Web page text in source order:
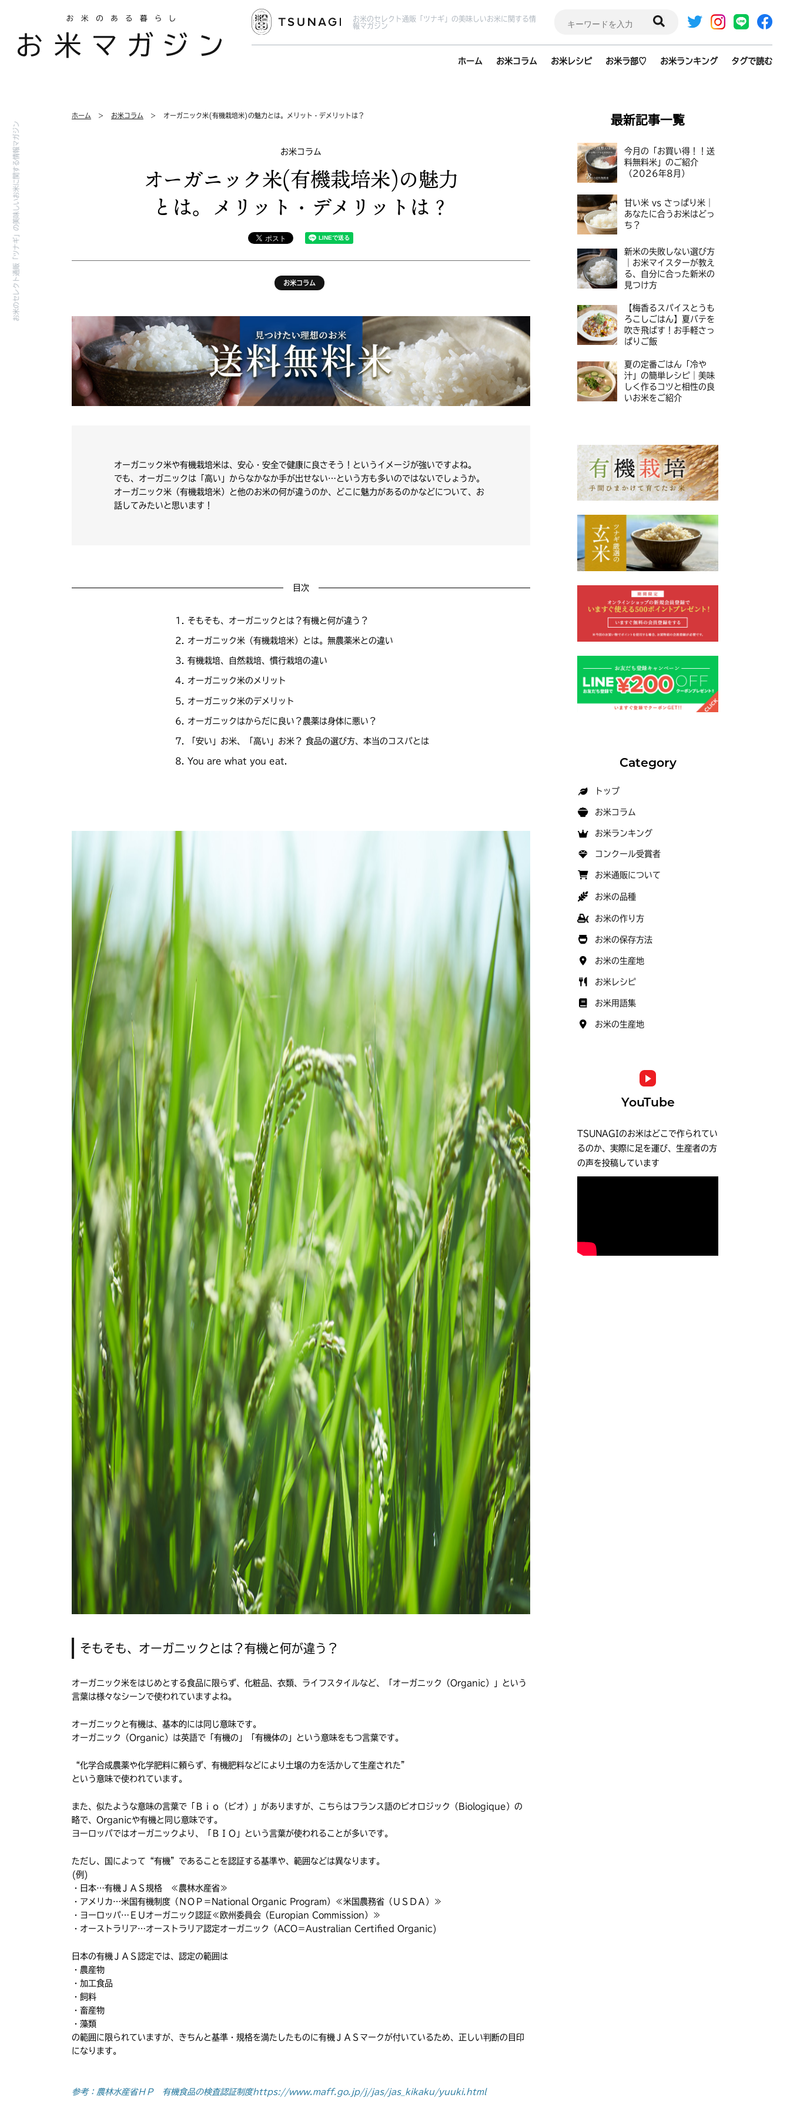
お米のセレクト通販「ツナギ」の美味しいお米に関する情
報マガジン
索:
ホーム お米コラム お米レシピ お米ラ部♡ お米ランキング タグで読む
お米のセレクト通販「ツナギ」の美味しいお米に関する情報マガジン
ホーム お米コラム オーガニック米(有機栽培米)の魅力とは。メリット・デメリットは？
お米コラム
オーガニック米(有機栽培米)の魅力
とは。メリット・デメリットは？
お米コラム
オーガニック米や有機栽培米は、安心・安全で健康に良さそう！というイメージが強いですよね。
でも、オーガニックは「高い」からなかなか手が出せない…という方も多いのではないでしょうか。
オーガニック米（有機栽培米）と他のお米の何が違うのか、どこに魅力があるのかなどについて、お
話してみたいと思います！
目次
そもそも、オーガニックとは？有機と何が違う？
オーガニック米（有機栽培米）とは。無農薬米との違い
有機栽培、自然栽培、慣行栽培の違い
オーガニック米のメリット
オーガニック米のデメリット
オーガニックはからだに良い？農薬は身体に悪い？
「安い」お米、「高い」お米？ 食品の選び方、本当のコスパとは
You are what you eat.
そもそも、オーガニックとは？有機と何が違う？
オーガニック米をはじめとする食品に限らず、化粧品、衣類、ライフスタイルなど、「オーガニック（Organic）」という
言葉は様々なシーンで使われていますよね。
オーガニックと有機は、基本的には同じ意味です。
オーガニック（Organic）は英語で「有機の」「有機体の」という意味をもつ言葉です。
“化学合成農薬や化学肥料に頼らず、有機肥料などにより土壌の力を活かして生産された”
という意味で使われています。
また、似たような意味の言葉で「Ｂｉｏ（ビオ）」がありますが、こちらはフランス語のビオロジック（Biologique）の
略で、Organicや有機と同じ意味です。
ヨーロッパではオーガニックより、「ＢＩＯ」という言葉が使われることが多いです。
ただし、国によって“有機”であることを認証する基準や、範囲などは異なります。
(例)
・日本…有機ＪＡＳ規格 ≪農林水産省≫
・アメリカ…米国有機制度（ＮＯＰ＝National Organic Program）≪米国農務省（ＵＳＤＡ）≫
・ヨーロッパ…ＥＵオーガニック認証≪欧州委員会（Europian Commission）≫
・オーストラリア…オーストラリア認定オーガニック（ACO＝Australian Certified Organic)
日本の有機ＪＡＳ認定では、認定の範囲は
・農産物
・加工食品
・飼料
・畜産物
・藻類
の範囲に限られていますが、きちんと基準・規格を満たしたものに有機ＪＡＳマークが付いているため、正しい判断の目印
になります。
参考：農林水産省ＨＰ 有機食品の検査認証制度https://www.maff.go.jp/j/jas/jas_kikaku/yuuki.html
最新記事一覧
今月の「お買い得！！送
料無料米」のご紹介
（2026年8月）
甘い米 vs さっぱり米｜
あなたに合うお米はどっ
ち？
新米の失敗しない選び方
｜お米マイスターが教え
る、自分に合った新米の
見つけ方
【梅香るスパイスとうも
ろこしごはん】夏バテを
吹き飛ばす！お手軽さっ
ぱりご飯
夏の定番ごはん「冷や
汁」の簡単レシピ｜美味
しく作るコツと相性の良
いお米をご紹介
Category
トップ
お米コラム
お米ランキング
コンクール受賞者
お米通販について
お米の品種
お米の作り方
お米の保存方法
お米の生産地
お米レシピ
お米用語集
お米の生産地
YouTube
TSUNAGIのお米はどこで作られてい
るのか、実際に足を運び、生産者の方
の声を投稿しています